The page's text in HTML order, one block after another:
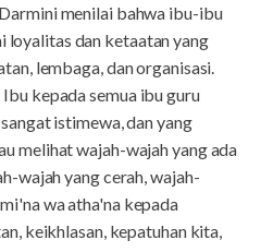
menilai bahwa ibu-ibu
loyalitas dan ketaatan yang
lembaga, dan organisasi.
kepada semua ibu guru
istimewa, dan yang
melihat wajah-wajah yang ada
wajah yang cerah, wajah-
wa atha'na kepada
keikhlasan, kepatuhan kita,